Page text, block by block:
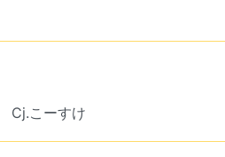
Cj.こーすけ